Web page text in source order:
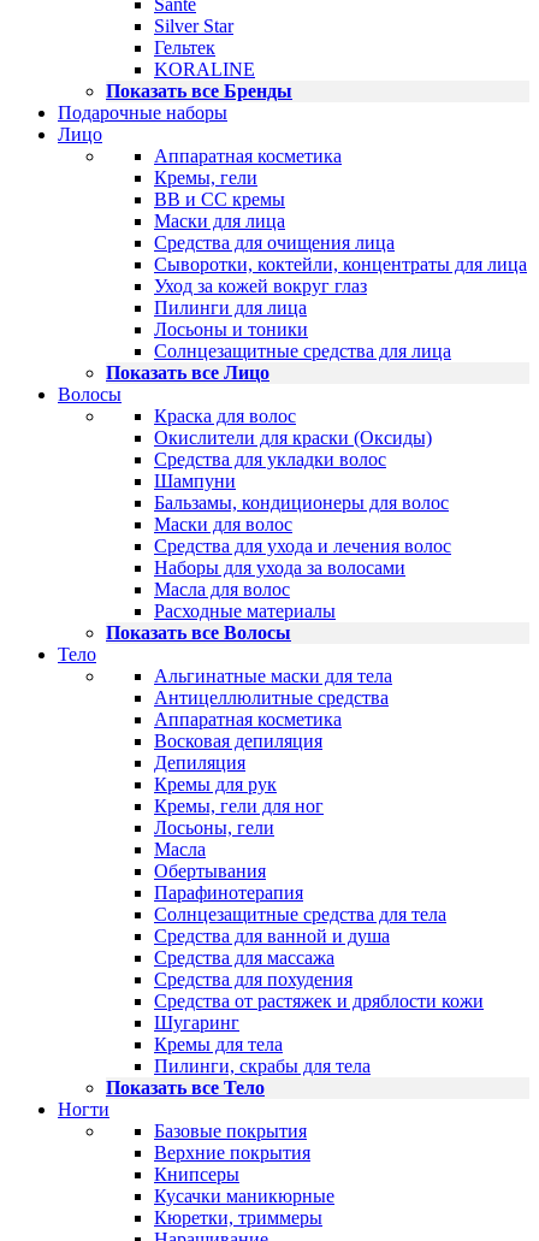
Sante
Silver Star
Гельтек
KORALINE
Показать все Бренды
Подарочные наборы
Лицо
Аппаратная косметика
Кремы, гели
BB и CC кремы
Маски для лица
Средства для очищения лица
Сыворотки, коктейли, концентраты для лица
Уход за кожей вокруг глаз
Пилинги для лица
Лосьоны и тоники
Солнцезащитные средства для лица
Показать все Лицо
Волосы
Краска для волос
Окислители для краски (Оксиды)
Средства для укладки волос
Шампуни
Бальзамы, кондиционеры для волос
Маски для волос
Средства для ухода и лечения волос
Наборы для ухода за волосами
Масла для волос
Расходные материалы
Показать все Волосы
Тело
Альгинатные маски для тела
Антицеллюлитные средства
Аппаратная косметика
Восковая депиляция
Депиляция
Кремы для рук
Кремы, гели для ног
Лосьоны, гели
Масла
Обертывания
Парафинотерапия
Солнцезащитные средства для тела
Средства для ванной и душа
Средства для массажа
Средства для похудения
Средства от растяжек и дряблости кожи
Шугаринг
Кремы для тела
Пилинги, скрабы для тела
Показать все Тело
Ногти
Базовые покрытия
Верхние покрытия
Книпсеры
Кусачки маникюрные
Кюретки, триммеры